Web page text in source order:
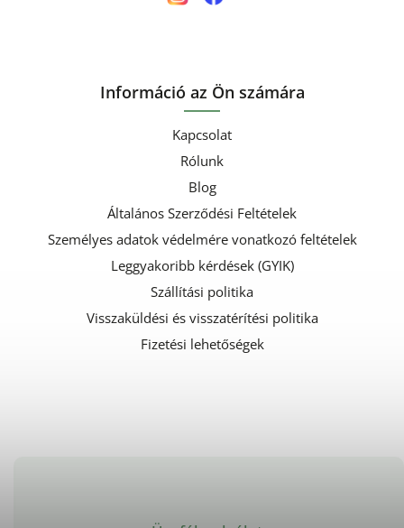
Információ az Ön számára
Kapcsolat
Rólunk
Blog
Általános Szerződési Feltételek
Személyes adatok védelmére vonatkozó feltételek
Leggyakoribb kérdések (GYIK)
Szállítási politika
Visszaküldési és visszatérítési politika
Fizetési lehetőségek